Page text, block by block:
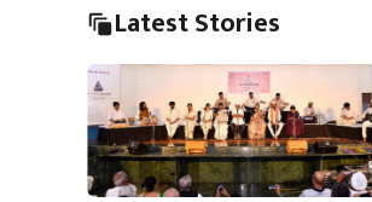
Latest Stories